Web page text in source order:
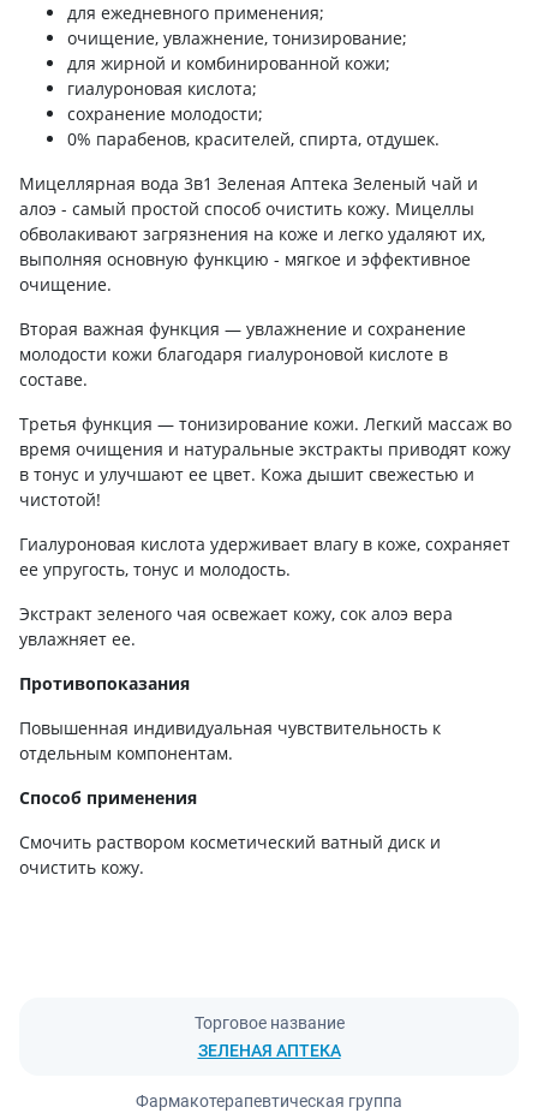
для ежедневного применения;
очищение, увлажнение, тонизирование;
для жирной и комбинированной кожи;
гиалуроновая кислота;
сохранение молодости;
0% парабенов, красителей, спирта, отдушек.
Мицеллярная вода 3в1 Зеленая Аптека Зеленый чай и
алоэ - самый простой способ очистить кожу. Мицеллы
обволакивают загрязнения на коже и легко удаляют их,
выполняя основную функцию - мягкое и эффективное
очищение.
Вторая важная функция — увлажнение и сохранение
молодости кожи благодаря гиалуроновой кислоте в
составе.
Третья функция — тонизирование кожи. Легкий массаж во
время очищения и натуральные экстракты приводят кожу
в тонус и улучшают ее цвет. Кожа дышит свежестью и
чистотой!
Гиалуроновая кислота удерживает влагу в коже, сохраняет
ее упругость, тонус и молодость.
Экстракт зеленого чая освежает кожу, сок алоэ вера
увлажняет ее.
Противопоказания
Повышенная индивидуальная чувствительность к
отдельным компонентам.
Способ применения
Смочить раствором косметический ватный диск и
очистить кожу.
Торговое название
ЗЕЛЕНАЯ АПТЕКА
Фармакотерапевтическая группа